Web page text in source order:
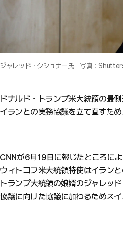
ジャレッド・クシュナー氏：写真：
ドナルド・トランプ米大統領の最側
イランとの実務協議を立て直すため
CNNが6月19日に報じたところによ
ウィトコフ米大統領特使はイラン
トランプ大統領の娘婿のジャレッド
協議に向けた協議に加わるためスイ